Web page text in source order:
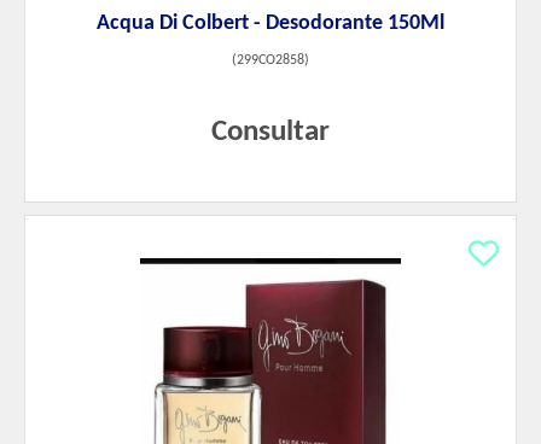
Acqua Di Colbert - Desodorante 150Ml
(299CO2858)
Consultar